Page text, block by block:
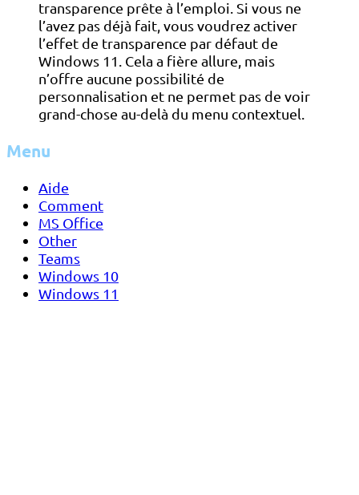
transparence prête à l’emploi. Si vous ne
l’avez pas déjà fait, vous voudrez activer
l’effet de transparence par défaut de
Windows 11. Cela a fière allure, mais
n’offre aucune possibilité de
personnalisation et ne permet pas de voir
grand-chose au-delà du menu contextuel.
Menu
Aide
Comment
MS Office
Other
Teams
Windows 10
Windows 11